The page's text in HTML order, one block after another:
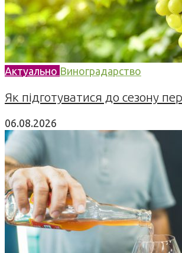
Актуально Виноградарство
Як підготуватися до сезону
06.08.2026